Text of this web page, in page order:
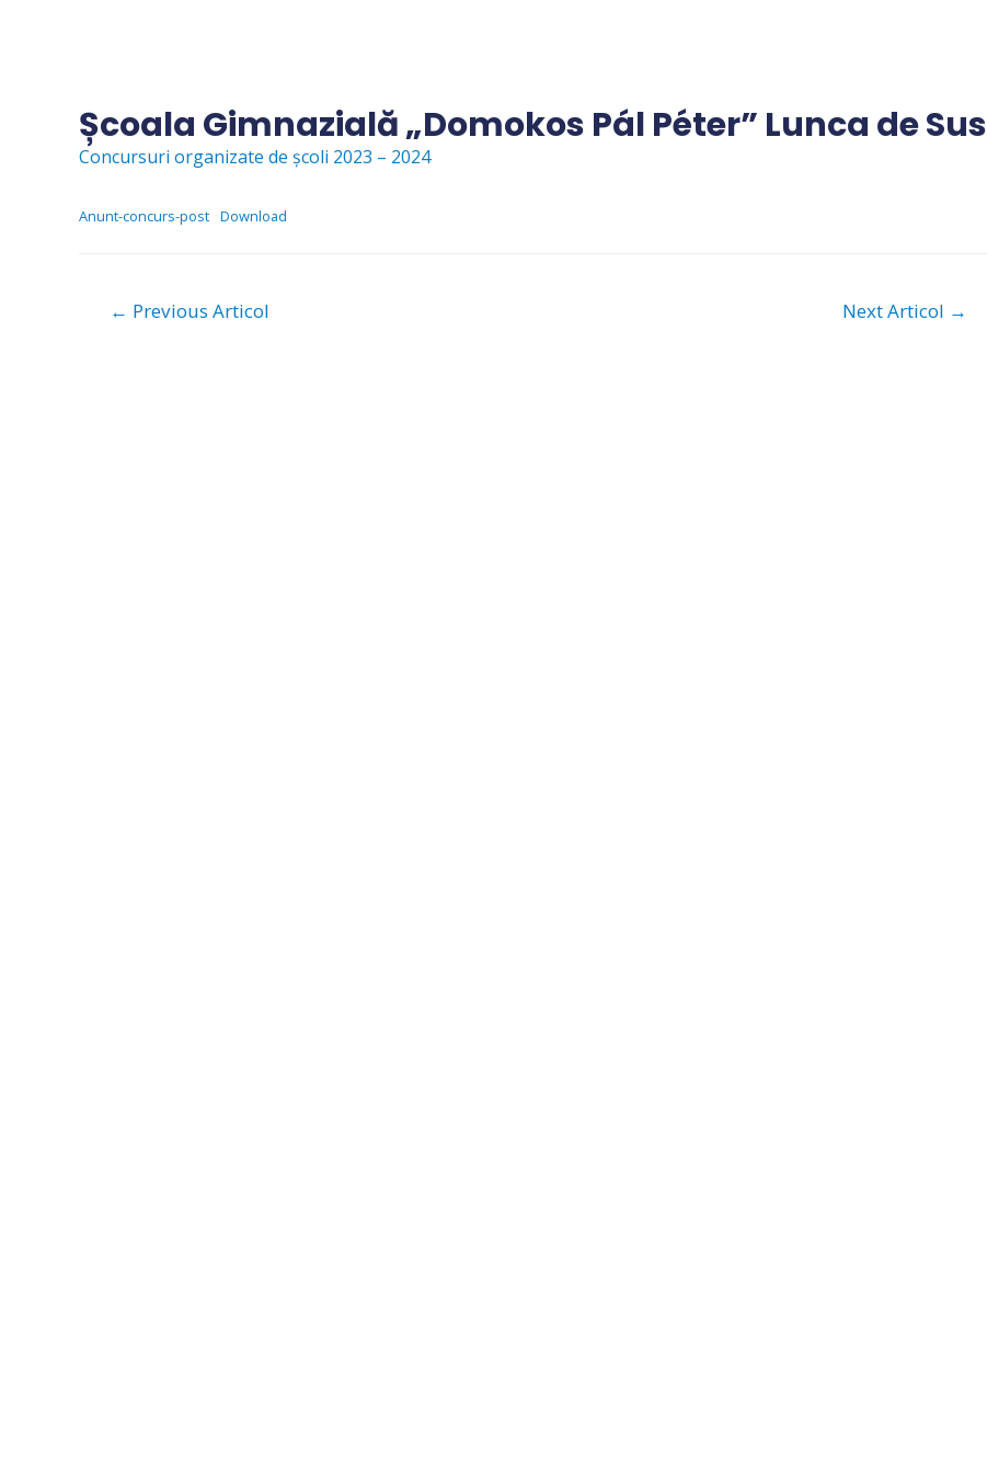
Școala Gimnazială „Domokos Pál Péter” Lunca de Sus
Concursuri organizate de școli 2023 – 2024
Anunt-concurs-post Download
Navigare
← Previous Articol Next Articol →